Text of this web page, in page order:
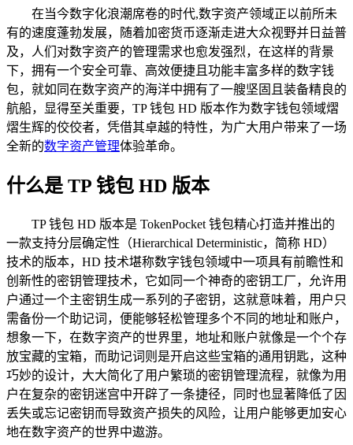
在当今数字化浪潮席卷的时代,数字资产领域正以前所未
有的速度蓬勃发展，随着加密货币逐渐走进大众视野并日益普
及，人们对数字资产的管理需求也愈发强烈，在这样的背景
下，拥有一个安全可靠、高效便捷且功能丰富多样的数字钱
包，就如同在数字资产的海洋中拥有了一艘坚固且装备精良的
航船，显得至关重要，TP 钱包 HD 版本作为数字钱包领域熠
熠生辉的佼佼者，凭借其卓越的特性，为广大用户带来了一场
全新的数字资产管理体验革命。
什么是 TP 钱包 HD 版本
TP 钱包 HD 版本是 TokenPocket 钱包精心打造并推出的
一款支持分层确定性（Hierarchical Deterministic，简称 HD）
技术的版本，HD 技术堪称数字钱包领域中一项具有前瞻性和
创新性的密钥管理技术，它如同一个神奇的密钥工厂，允许用
户通过一个主密钥生成一系列的子密钥，这就意味着，用户只
需备份一个助记词，便能够轻松管理多个不同的地址和账户，
想象一下，在数字资产的世界里，地址和账户就像是一个个存
放宝藏的宝箱，而助记词则是开启这些宝箱的通用钥匙，这种
巧妙的设计，大大简化了用户繁琐的密钥管理流程，就像为用
户在复杂的密钥迷宫中开辟了一条捷径，同时也显著降低了因
丢失或忘记密钥而导致资产损失的风险，让用户能够更加安心
地在数字资产的世界中遨游。